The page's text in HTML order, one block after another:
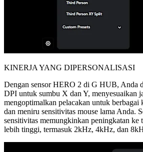
KINERJA YANG DIPERSONALISASI
Dengan sensor HERO 2 di G HUB, Anda
DPI untuk sumbu X dan Y, menyesuaikan
mengoptimalkan pelacakan untuk berbagai
dan meniru sensitivitas mouse lama Anda.
sensitivitas memungkinkan peningkatan ke
lebih tinggi, termasuk 2kHz, 4kHz, dan